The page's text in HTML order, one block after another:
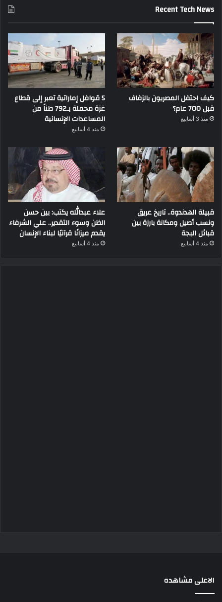
Recent Tech News
كيف احتفل المصريون بالزفاف
قبل 700 عام؟
منذ 3 أسابيع
5 قوافل إماراتية تعبر إلى قطاع
غزة محملة بـ792 طناً من
المساعدات الإنسانية
منذ 4 أسابيع
قبيلة الهدندوة.. تاريخ عريق
ونسب أصيل ومكانة بارزة بين
قبائل البجة
منذ 4 أسابيع
علاء عبدالله يكتب: بين حسن
الظن وسوء التقدير.. علي الشرفاء
يقدم ميزانًا قرآنيًا لبناء الإنسان
منذ 4 أسابيع
الاعلى مشاهده